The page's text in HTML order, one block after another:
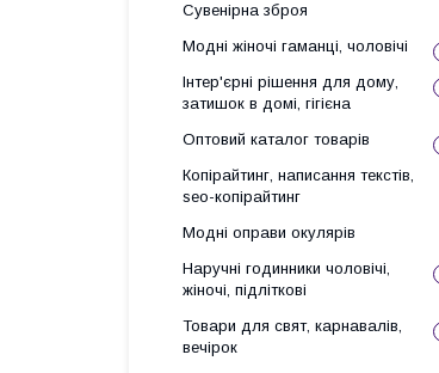
Сувенірна зброя
Модні жіночі гаманці, чоловічі
Інтер'єрні рішення для дому,
затишок в домі, гігієна
Оптовий каталог товарів
Копірайтинг, написання текстів,
seo-копірайтинг
Модні оправи окулярів
Наручні годинники чоловічі,
жіночі, підліткові
Товари для свят, карнавалів,
вечірок